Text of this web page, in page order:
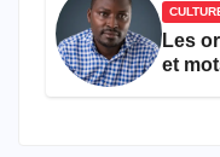
Les
et